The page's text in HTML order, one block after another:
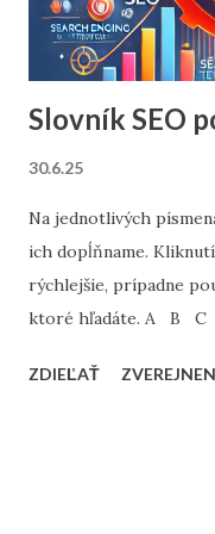
Najjednoduchší
variantov vizuálov do
Slovník SEO
30.6.25
Na jednotlivých
ich dopĺňname.
rýchlejšie, prípadne
ktoré hľadáte. A
Above the Fold je časť
dôležitý pre
ZDIEĽAŤ